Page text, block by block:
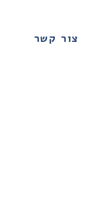
צור קשר